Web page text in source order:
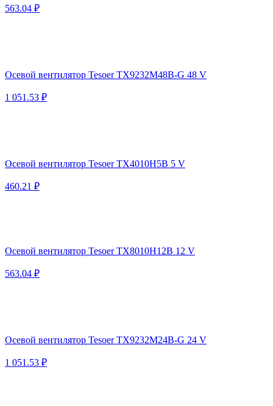
563.04 ₽
Осевой вентилятор Tesoer TX9232M48B-G 48 V
1 051.53 ₽
Осевой вентилятор Tesoer TX4010H5B 5 V
460.21 ₽
Осевой вентилятор Tesoer TX8010H12B 12 V
563.04 ₽
Осевой вентилятор Tesoer TX9232M24B-G 24 V
1 051.53 ₽